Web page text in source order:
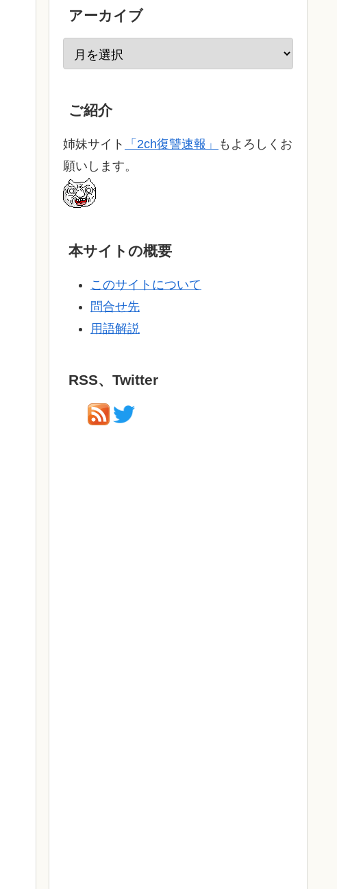
アーカイブ
ご紹介
姉妹サイト 「2ch復讐速報」
もよろしくお
願いします。
本サイトの概要
このサイトについて
問合せ先
用語解説
RSS、Twitter